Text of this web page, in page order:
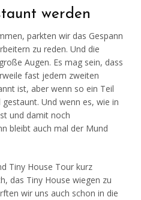
werden
parkten wir das Gespann
zu reden. Und die
Augen. Es mag sein, dass
fast jedem zweiten
ist, aber wenn so ein Teil
Und wenn es, wie in
und damit noch
bleibt auch mal der Mund
Tiny House Tour kurz
das Tiny House wiegen zu
wir uns auch schon in die